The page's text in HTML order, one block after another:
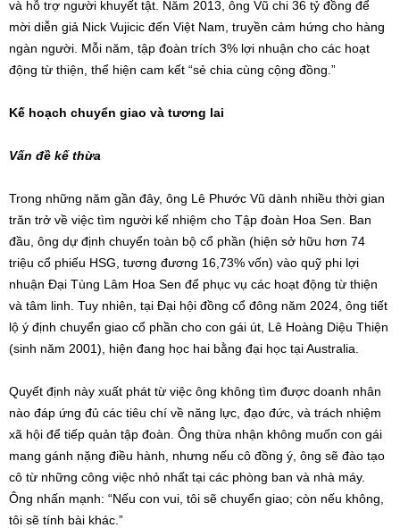
và hỗ trợ người khuyết tật. Năm 2013, ông Vũ chi 36 tỷ đồng để
mời diễn giả Nick Vujicic đến Việt Nam, truyền cảm hứng cho hàng
ngàn người. Mỗi năm, tập đoàn trích 3% lợi nhuận cho các hoạt
động từ thiện, thể hiện cam kết “sẻ chia cùng cộng đồng.”
Kế hoạch chuyển giao và tương lai
Vấn đề kế thừa
Trong những năm gần đây, ông Lê Phước Vũ dành nhiều thời gian
trăn trở về việc tìm người kế nhiệm cho Tập đoàn Hoa Sen. Ban
đầu, ông dự định chuyển toàn bộ cổ phần (hiện sở hữu hơn 74
triệu cổ phiếu HSG, tương đương 16,73% vốn) vào quỹ phi lợi
nhuận Đại Tùng Lâm Hoa Sen để phục vụ các hoạt động từ thiện
và tâm linh. Tuy nhiên, tại Đại hội đồng cổ đông năm 2024, ông tiết
lộ ý định chuyển giao cổ phần cho con gái út, Lê Hoàng Diệu Thiện
(sinh năm 2001), hiện đang học hai bằng đại học tại Australia.
Quyết định này xuất phát từ việc ông không tìm được doanh nhân
nào đáp ứng đủ các tiêu chí về năng lực, đạo đức, và trách nhiệm
xã hội để tiếp quản tập đoàn. Ông thừa nhận không muốn con gái
mang gánh nặng điều hành, nhưng nếu cô đồng ý, ông sẽ đào tạo
cô từ những công việc nhỏ nhất tại các phòng ban và nhà máy.
Ông nhấn mạnh: “Nếu con vui, tôi sẽ chuyển giao; còn nếu không,
tôi sẽ tính bài khác.”